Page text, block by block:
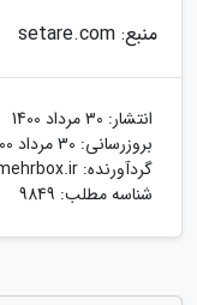
منبع: setare.com
انتشار: 30 مرداد 1400
بروزرسانی: 30 مرداد 1400
گردآورنده:
شناسه مطلب: 9849